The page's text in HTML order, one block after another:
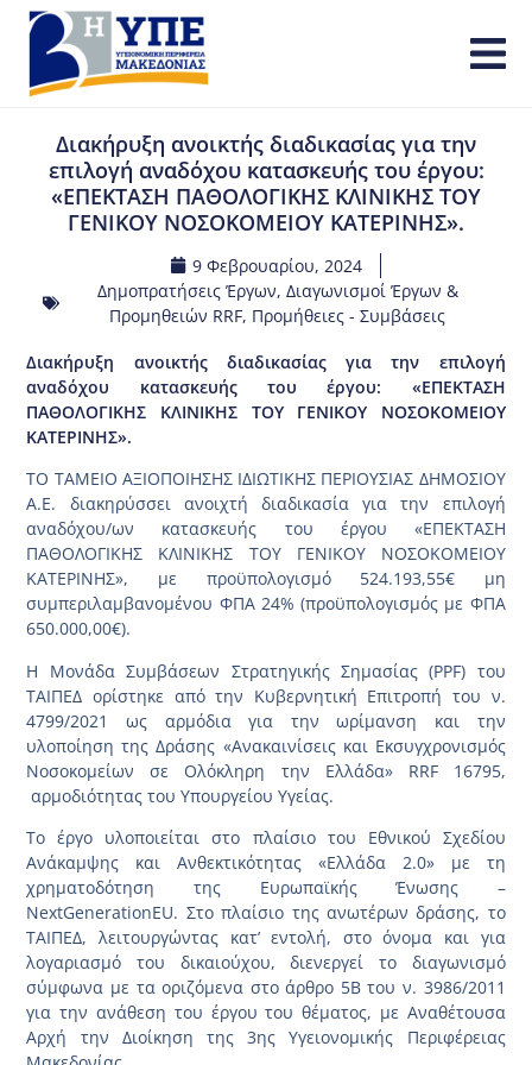
Διακήρυξη ανοικτής διαδικασίας για την
επιλογή αναδόχου κατασκευής του έργου:
«ΕΠΕΚΤΑΣΗ ΠΑΘΟΛΟΓΙΚΗΣ ΚΛΙΝΙΚΗΣ ΤΟΥ
ΓΕΝΙΚΟΥ ΝΟΣΟΚΟΜΕΙΟΥ ΚΑΤΕΡΙΝΗΣ».
9 Φεβρουαρίου, 2024
Δημοπρατήσεις Έργων, Διαγωνισμοί Έργων &
Προμηθειών RRF, Προμήθειες - Συμβάσεις
Διακήρυξη ανοικτής διαδικασίας για την επιλογή
αναδόχου κατασκευής του έργου: «ΕΠΕΚΤΑΣΗ
ΠΑΘΟΛΟΓΙΚΗΣ ΚΛΙΝΙΚΗΣ ΤΟΥ ΓΕΝΙΚΟΥ ΝΟΣΟΚΟΜΕΙΟΥ
ΚΑΤΕΡΙΝΗΣ».
ΤΟ ΤΑΜΕΙΟ ΑΞΙΟΠΟΙΗΣΗΣ ΙΔΙΩΤΙΚΗΣ ΠΕΡΙΟΥΣΙΑΣ ΔΗΜΟΣΙΟΥ
Α.Ε. διακηρύσσει ανοιχτή διαδικασία για την επιλογή
αναδόχου/ων κατασκευής του έργου «ΕΠΕΚΤΑΣΗ
ΠΑΘΟΛΟΓΙΚΗΣ ΚΛΙΝΙΚΗΣ ΤΟΥ ΓΕΝΙΚΟΥ ΝΟΣΟΚΟΜΕΙΟΥ
ΚΑΤΕΡΙΝΗΣ», με προϋπολογισμό 524.193,55€ μη
συμπεριλαμβανομένου ΦΠΑ 24% (προϋπολογισμός με ΦΠΑ
650.000,00€).
Η Μονάδα Συμβάσεων Στρατηγικής Σημασίας (PPF) του
ΤΑΙΠΕΔ ορίστηκε από την Κυβερνητική Επιτροπή του ν.
4799/2021 ως αρμόδια για την ωρίμανση και την
υλοποίηση της Δράσης «Ανακαινίσεις και Εκσυγχρονισμός
Νοσοκομείων σε Ολόκληρη την Ελλάδα» RRF 16795,
αρμοδιότητας του Υπουργείου Υγείας.
Το έργο υλοποιείται στο πλαίσιο του Εθνικού Σχεδίου
Ανάκαμψης και Ανθεκτικότητας «Ελλάδα 2.0» με τη
χρηματοδότηση της Ευρωπαϊκής Ένωσης –
NextGenerationEU. Στο πλαίσιο της ανωτέρων δράσης, το
ΤΑΙΠΕΔ, λειτουργώντας κατ’ εντολή, στο όνομα και για
λογαριασμό του δικαιούχου, διενεργεί το διαγωνισμό
σύμφωνα με τα οριζόμενα στο άρθρο 5Β του ν. 3986/2011
για την ανάθεση του έργου του θέματος, με Αναθέτουσα
Αρχή την Διοίκηση της 3ης Υγειονομικής Περιφέρειας